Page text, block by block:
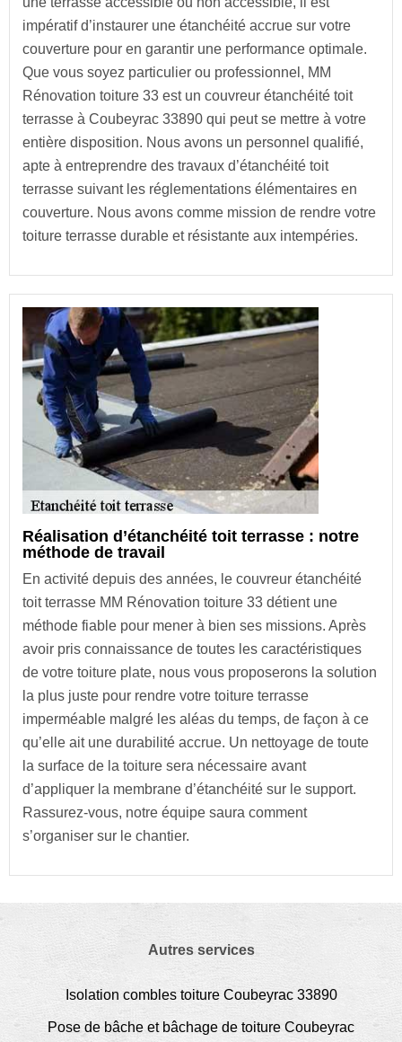
impératif d’instaurer une étanchéité accrue sur votre
couverture pour en garantir une performance optimale.
Que vous soyez particulier ou professionnel, MM
Rénovation toiture 33 est un couvreur étanchéité toit
terrasse à Coubeyrac 33890 qui peut se mettre à votre
entière disposition. Nous avons un personnel qualifié,
apte à entreprendre des travaux d’étanchéité toit
terrasse suivant les réglementations élémentaires en
couverture. Nous avons comme mission de rendre votre
toiture terrasse durable et résistante aux intempéries.
Réalisation d’étanchéité toit terrasse : notre
méthode de travail
En activité depuis des années, le couvreur étanchéité
toit terrasse MM Rénovation toiture 33 détient une
méthode fiable pour mener à bien ses missions. Après
avoir pris connaissance de toutes les caractéristiques
de votre toiture plate, nous vous proposerons la solution
la plus juste pour rendre votre toiture terrasse
imperméable malgré les aléas du temps, de façon à ce
qu’elle ait une durabilité accrue. Un nettoyage de toute
la surface de la toiture sera nécessaire avant
d’appliquer la membrane d’étanchéité sur le support.
Rassurez-vous, notre équipe saura comment
s’organiser sur le chantier.
Autres services
Isolation combles toiture Coubeyrac 33890
Pose de bâche et bâchage de toiture Coubeyrac